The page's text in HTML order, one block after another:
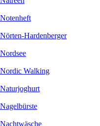
Notenheft
Nörten-Hardenberger
Nordsee
Nordic Walking
Naturjoghurt
Nagelbürste
Nachtwäsche